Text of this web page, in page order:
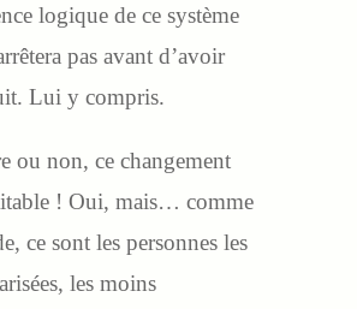
logique de ce système
pas avant d’avoir
Lui y compris.
ou non, ce changement
! Oui, mais… comme
ce sont les personnes les
les moins